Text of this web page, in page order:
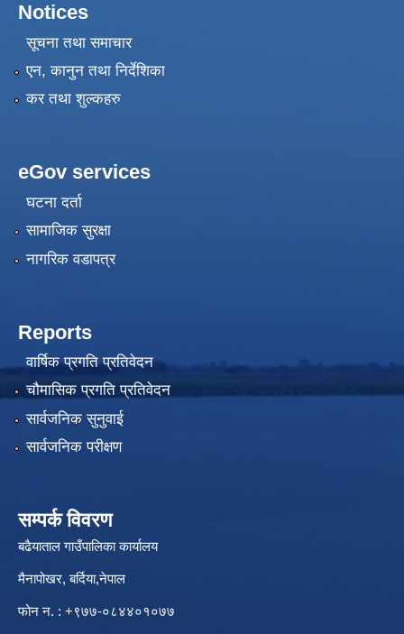
Notices
सूचना तथा समाचार
एन, कानुन तथा निर्देशिका
कर तथा शुल्कहरु
eGov services
घटना दर्ता
सामाजिक सुरक्षा
नागरिक वडापत्र
Reports
वार्षिक प्रगति प्रतिवेदन
चौमासिक प्रगति प्रतिवेदन
सार्वजनिक सुनुवाई
सार्वजनिक परीक्षण
सम्पर्क विवरण
बढैयाताल गाउँपालिका कार्यालय
मैनापोखर, बर्दिया,नेपाल
फोन न. : +९७७-०८४४०१०७७